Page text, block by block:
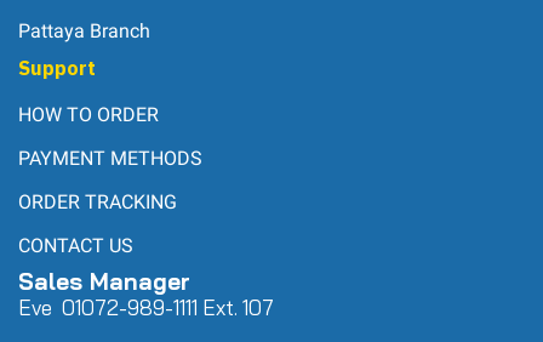
Pattaya Branch
Support
HOW TO ORDER
PAYMENT METHODS
ORDER TRACKING
CONTACT US
Sales Manager
Eve 01072-989-1111 Ext. 107